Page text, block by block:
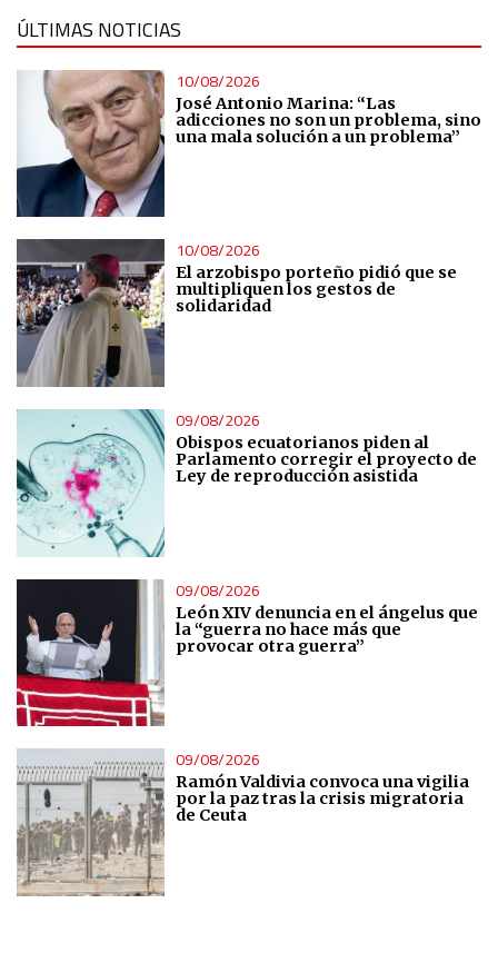
ÚLTIMAS NOTICIAS
10/08/2026
José Antonio Marina: “Las
adicciones no son un problema, sino
una mala solución a un problema”
10/08/2026
El arzobispo porteño pidió que se
multipliquen los gestos de
solidaridad
09/08/2026
Obispos ecuatorianos piden al
Parlamento corregir el proyecto de
Ley de reproducción asistida
09/08/2026
León XIV denuncia en el ángelus que
la “guerra no hace más que
provocar otra guerra”
09/08/2026
Ramón Valdivia convoca una vigilia
por la paz tras la crisis migratoria
de Ceuta